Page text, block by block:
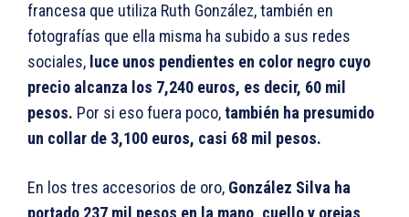
francesa que utiliza Ruth González, también en
fotografías que ella misma ha subido a sus redes
sociales, luce unos pendientes en color negro cuyo
precio alcanza los 7,240 euros, es decir, 60 mil
pesos. Por si eso fuera poco,también ha presumido
un collar de 3,100 euros, casi 68 mil pesos.
En los tres accesorios de oro, González Silva ha
portado 237 mil pesos en la mano, cuello y orejas,